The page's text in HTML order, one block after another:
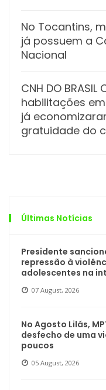
No Tocantins,
já possuem a
Nacional
CNH DO
habilitações
já
gratuidade do
Últimas Notícias
Presidente
repressão à
adolescentes na
07 August, 2026
No Agosto Lilás,
desfecho de uma
poucos
05 August, 2026